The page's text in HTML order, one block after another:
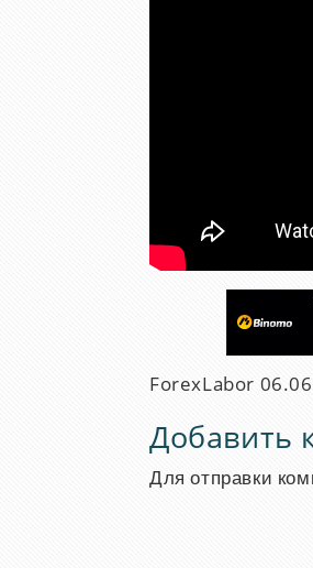
ForexLabor
Добавить
Для отправки